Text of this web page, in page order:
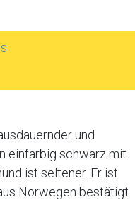
und
einfarbig schwarz mit
ist seltener. Er ist
Norwegen bestätigt